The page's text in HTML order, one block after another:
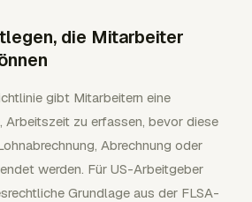
die Mitarbeiter
gibt Mitarbeitern eine
Arbeitszeit zu erfassen, bevor diese
Abrechnung oder
werden. Für US-Arbeitgeber
Grundlage aus der FLSA-